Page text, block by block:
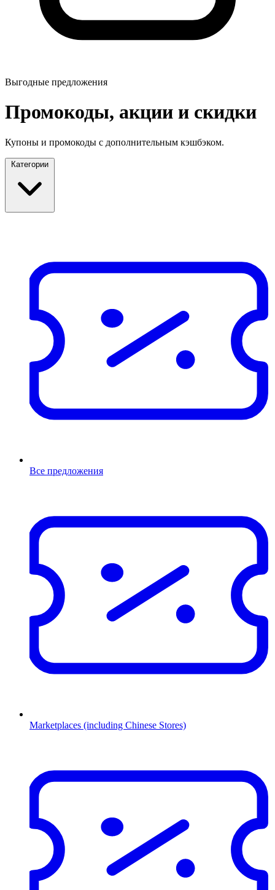
Выгодные предложения
Промокоды, акции и скидки
Купоны и промокоды с дополнительным кэшбэком.
Категории
Все предложения
Marketplaces (including Chinese Stores)